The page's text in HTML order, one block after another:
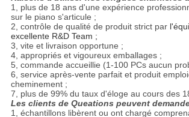
1, plus de 18 ans d'une expérience
sur le piano s'articule ;
2, contrôle de qualité de produit strict par
excellente R&D Team ;
3, vite et livraison opportune ;
4, appropriés et vigoureux emballages ;
5, commande accueillie (1-100 PCs aucun
6, service après-vente parfait et produit
cheminement ;
7, plus de 99% du taux d'éloge au cours des
Les clients de Queations peuvent
1, échantillons libèrent ou ont chargé